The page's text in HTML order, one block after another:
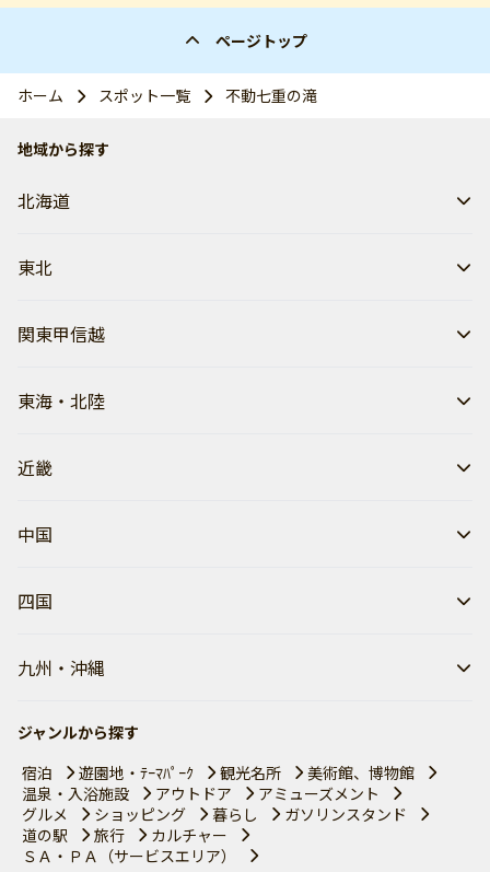
ページトップ
ホーム スポット一覧 不動七重の滝
地域から探す
北海道
東北
関東甲信越
東海・北陸
近畿
中国
四国
九州・沖縄
ジャンルから探す
宿泊
遊園地・ﾃｰﾏﾊﾟｰｸ 観光名所
美術館、博物館
温泉・入浴施設
アウトドア
アミューズメント
グルメ
ショッピング 暮らし
ガソリンスタンド
道の駅
旅行
カルチャー
ＳＡ・ＰＡ（サービスエリア）